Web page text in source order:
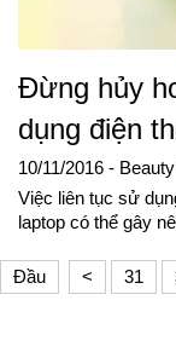
Đừng hủy
dụng điện
10/11/2016 -
Việc liên tục sử
laptop có thể gây
Đầu < 31